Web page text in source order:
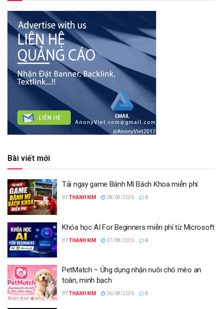
Bài viết mới
Tải ngay game Bánh Mì Bách Khoa miễn phí
BYTHANH KIM 08/08/2026 0
Khóa học AI For Beginners miễn phí từ Microsoft
BYTHANH KIM 07/08/2026 0
PetMatch – Ứng dụng nhận nuôi chó mèo an
toàn, minh bạch
BYTHANH KIM 06/08/2026 0